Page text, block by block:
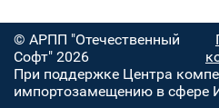
© АРПП "Отечественный
Софт" 2026
При поддержке Центра
импортозамещению в сфере